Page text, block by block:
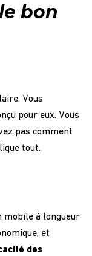
bon
Vous
pour eux. Vous
pas comment
tout.
à longueur
et
des